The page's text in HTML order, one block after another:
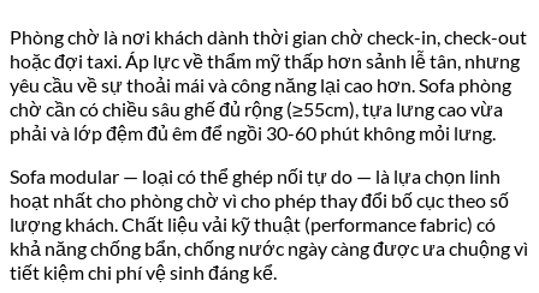
Phòng chờ là nơi khách dành thời gian chờ check-in, check-out
hoặc đợi taxi. Áp lực về thẩm mỹ thấp hơn sảnh lễ tân, nhưng
yêu cầu về sự thoải mái và công năng lại cao hơn. Sofa phòng
chờ cần có chiều sâu ghế đủ rộng (≥55cm), tựa lưng cao vừa
phải và lớp đệm đủ êm để ngồi 30-60 phút không mỏi lưng.
Sofa modular — loại có thể ghép nối tự do — là lựa chọn linh
hoạt nhất cho phòng chờ vì cho phép thay đổi bố cục theo số
lượng khách. Chất liệu vải kỹ thuật (performance fabric) có
khả năng chống bẩn, chống nước ngày càng được ưa chuộng vì
tiết kiệm chi phí vệ sinh đáng kể.